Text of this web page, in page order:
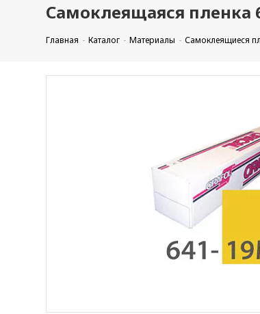
Самоклеящаяся пленка
Главная Каталог Материалы Самоклеящиеся